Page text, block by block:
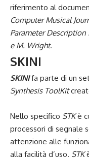
riferimento al
Computer Musical
Parameter Description
e M. Wright.
SKINI
SKINIfa parte di un
Synthesis ToolKit
Nello specifico STKè
processori di segnale
attenzione alle
alla facilità d’uso. STK